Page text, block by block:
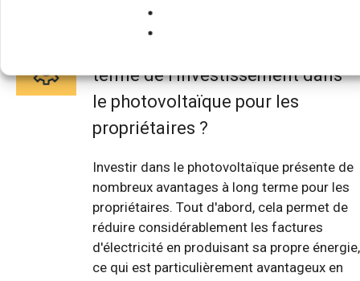
terme de l'investissement dans
le photovoltaïque pour les
propriétaires ?
Investir dans le photovoltaïque présente de
nombreux avantages à long terme pour les
propriétaires. Tout d'abord, cela permet de
réduire considérablement les factures
d'électricité en produisant sa propre énergie,
ce qui est particulièrement avantageux en